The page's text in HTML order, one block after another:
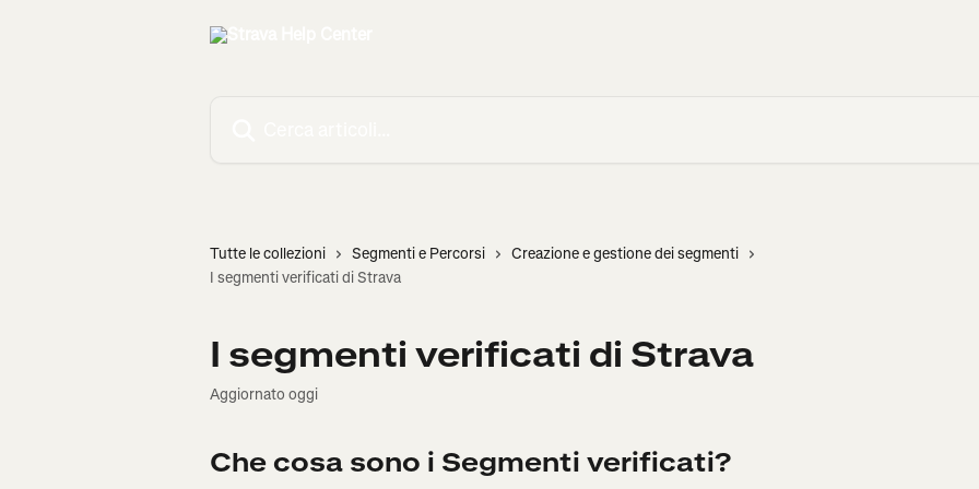
Tutte le collezioni Segmenti e Percorsi
Creazione e gestione dei segmenti
I segmenti verificati di Strava
I segmenti verificati di Strava
Aggiornato oggi
Che cosa sono i Segmenti verificati?